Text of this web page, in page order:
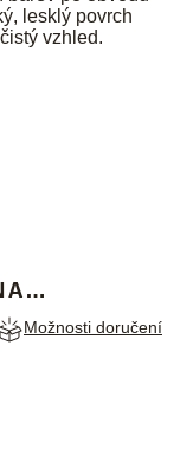
lesklý povrch
vzhled.
Možnosti doručení